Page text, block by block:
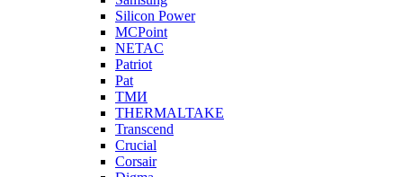
Silicon Power
MCPoint
NETAC
Patriot
Pat
ТМИ
THERMALTAKE
Transcend
Crucial
Corsair